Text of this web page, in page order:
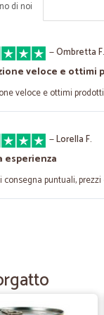
di noi
—Ombretta F.
veloce e ottimi
veloce e ottimi prodotti
—Lorella F.
esperienza
consegna puntuali,